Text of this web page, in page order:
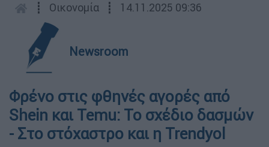
┋ Οικονομία ┋ 14.11.2025 09:36
Newsroom
Φρένο στις φθηνές αγορές από
Shein και Temu: Το σχέδιο δασμών
- Στο στόχαστρο και η Trendyol